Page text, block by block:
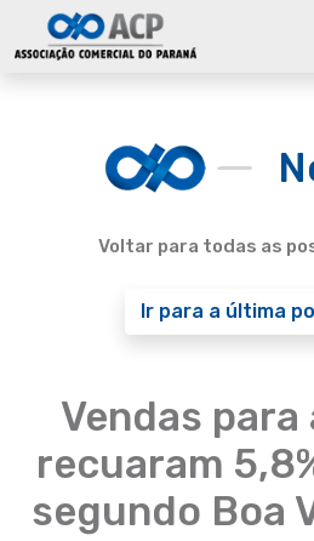
Voltar para todas as
Ir para a última
Vendas para
recuaram
segundo Boa